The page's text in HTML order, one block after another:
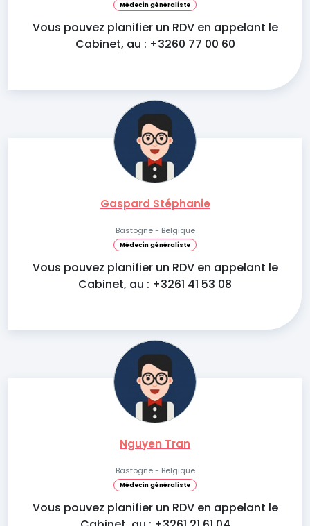
Médecin généraliste
Vous pouvez planifier un RDV en appelant le
Cabinet, au : +3260 77 00 60
Gaspard Stéphanie
Bastogne - Belgique
Médecin généraliste
Vous pouvez planifier un RDV en appelant le
Cabinet, au : +3261 41 53 08
Nguyen Tran
Bastogne - Belgique
Médecin généraliste
Vous pouvez planifier un RDV en appelant le